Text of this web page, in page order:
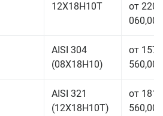
12Х18Н10Т
от 220
060,00
AISI 304
(08Х18Н10)
от 157
560,00
AISI 321
(12Х18Н10Т)
от 181
560,00